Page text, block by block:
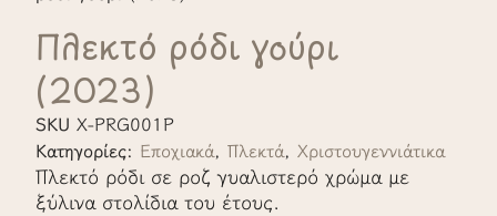
Πλεκτό ρόδι γούρι
(2023)
SKUX-PRG001P
Κατηγορίες: Εποχιακά,Πλεκτά,Χριστουγεννιάτικα
Πλεκτό ρόδι σε ροζ γυαλιστερό χρώμα με
ξύλινα στολίδια του έτους.